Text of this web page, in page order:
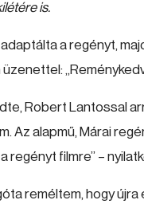
is.
a regényt,
Robert Lantossal
Az alapmű, Márai
filmre” –
reméltem, hogy